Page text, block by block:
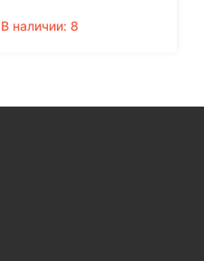
В наличии: 8